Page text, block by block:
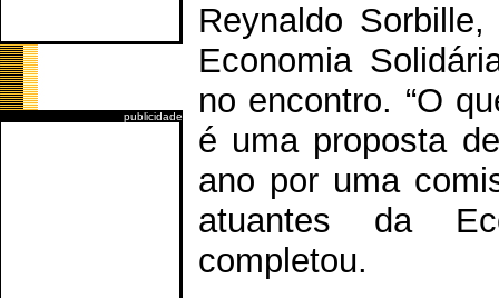
publicidade
Reynaldo
Economia
no encontro. “O
é uma proposta
ano por uma
atuantes da
completou.